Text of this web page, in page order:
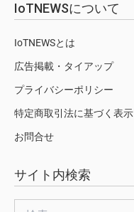
IoTNEWSについて
IoTNEWSとは
広告掲載・タイアップ
プライバシーポリシー
特定商取引法に基づく表示
お問合せ
サイト内検索